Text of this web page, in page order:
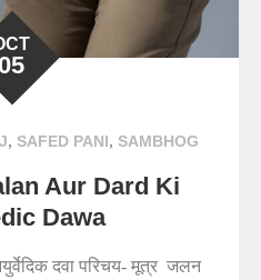
05
, SAFED PANI, SAMBHOG
Aur Dard Ki
Dawa
दवा परिचय- मूत्र जलन